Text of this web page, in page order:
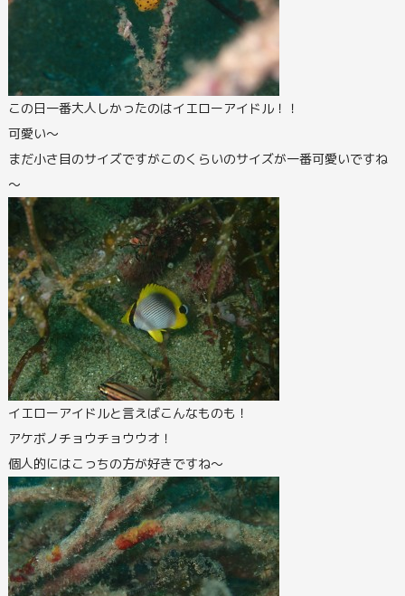
この日一番大人しかったのはイエローアイドル！！
可愛い～
まだ小さ目のサイズですがこのくらいのサイズが一番可愛いですね
～
イエローアイドルと言えばこんなものも！
アケボノチョウチョウウオ！
個人的にはこっちの方が好きですね～